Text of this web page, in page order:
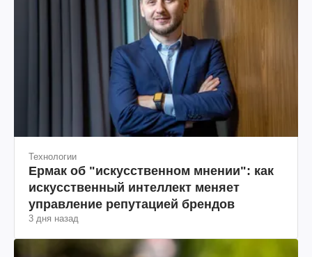
Технологии
Ермак об "искусственном мнении": как
искусственный интеллект меняет
управление репутацией брендов
3 дня назад